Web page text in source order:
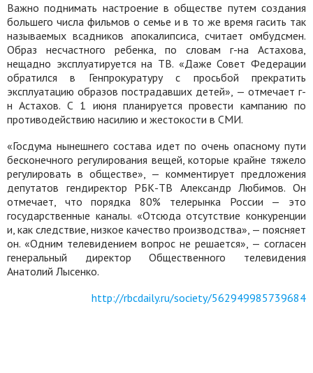
Важно поднимать настроение в обществе путем создания
большего числа фильмов о семье и в то же время гасить так
называемых всадников апокалипсиса, считает омбудсмен.
Образ несчастного ребенка, по словам г-на Астахова,
нещадно эксплуатируется на ТВ. «Даже Совет Федерации
обратился в Генпрокуратуру с просьбой прекратить
эксплуатацию образов пострадавших детей», — отмечает г-
н Астахов. С 1 июня планируется провести кампанию по
противодействию насилию и жестокости в СМИ.
«Госдума нынешнего состава идет по очень опасному пути
бесконечного регулирования вещей, которые крайне тяжело
регулировать в обществе», — комментирует предложения
депутатов гендиректор РБК-ТВ Александр Любимов. Он
отмечает, что порядка 80% телерынка России — это
государственные каналы. «Отсюда отсутствие конкуренции
и, как следствие, низкое качество производства», — поясняет
он. «Одним телевидением вопрос не решается», — согласен
генеральный директор Общественного телевидения
Анатолий Лысенко.
http://rbcdaily.ru/society/562949985739684